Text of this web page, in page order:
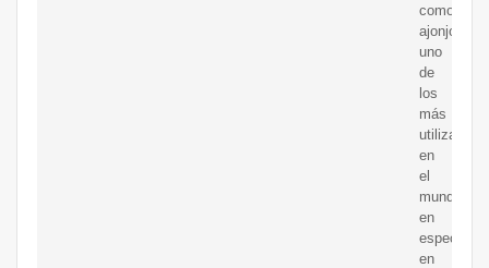
como
ajonjolí.Es
uno
de
los
más
utilizados
en
el
mundo,
en
especial
en